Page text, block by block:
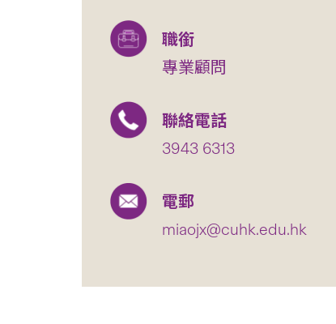
職銜
專業顧問
聯絡電話
3943 6313
電郵
miaojx@cuhk.edu.hk